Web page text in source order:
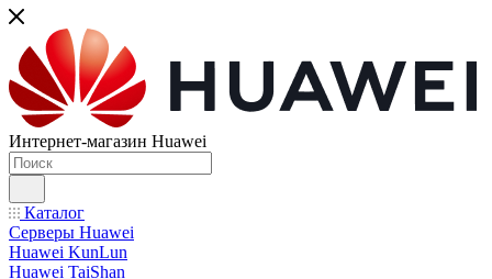
Интернет-магазин Huawei
Каталог
Серверы Huawei
Huawei KunLun
Huawei TaiShan